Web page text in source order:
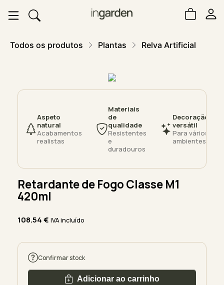
Todos os produtos Plantas Relva Artificial
Aspeto
natural
Acabamentos
realistas
Materiais
de
qualidade
Resistentes
e
duradouros
Decoração
versátil
Para vários
ambientes
Retardante de Fogo Classe M1
420ml
108.54€ IVA incluído
Confirmar stock
Adicionar ao carrinho